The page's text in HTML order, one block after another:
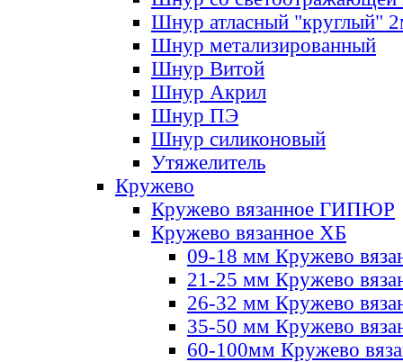
Шнур атласный "круглый"
Шнур метализированный
Шнур Витой
Шнур Акрил
Шнур ПЭ
Шнур силиконовый
Утяжелитель
Кружево
Кружево вязанное ГИПЮР
Кружево вязанное ХБ
09-18 мм Кружево
21-25 мм Кружево
26-32 мм Кружево
35-50 мм Кружево
60-100мм Кружево